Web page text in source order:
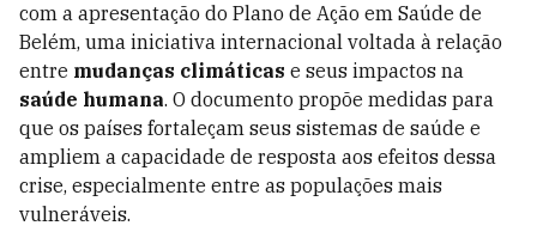
com a apresentação do Plano de Ação em Saúde de
Belém, uma iniciativa internacional voltada à relação
entre mudanças climáticas e seus impactos na
saúde humana. O documento propõe medidas para
que os países fortaleçam seus sistemas de saúde e
ampliem a capacidade de resposta aos efeitos dessa
crise, especialmente entre as populações mais
vulneráveis.